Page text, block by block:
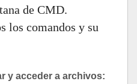
de CMD.
los comandos y su
y acceder a archivos: